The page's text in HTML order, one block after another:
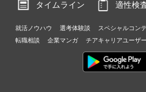
タイムライン
適性検
就活ノウハウ 選考体験談 スペシャルコン
転職相談
企業マンガ チアキャリアユーザ